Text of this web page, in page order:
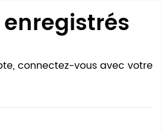
connectez-vous avec votre